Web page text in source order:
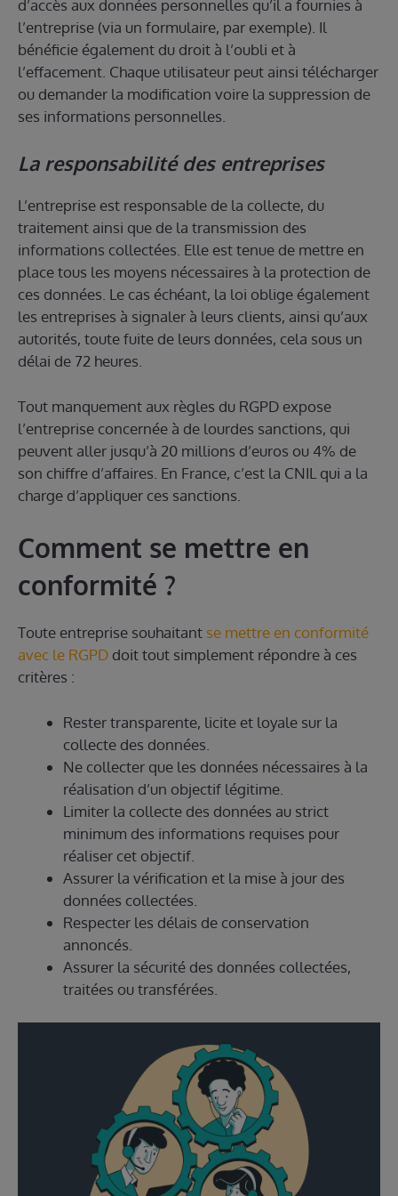
d’accès aux données personnelles qu’il a fournies à
l’entreprise (via un formulaire, par exemple). Il
bénéficie également du droit à l’oubli et à
l’effacement. Chaque utilisateur peut ainsi télécharger
ou demander la modification voire la suppression de
ses informations personnelles.
La responsabilité des entreprises
L’entreprise est responsable de la collecte, du
traitement ainsi que de la transmission des
informations collectées. Elle est tenue de mettre en
place tous les moyens nécessaires à la protection de
ces données. Le cas échéant, la loi oblige également
les entreprises à signaler à leurs clients, ainsi qu’aux
autorités, toute fuite de leurs données, cela sous un
délai de 72 heures.
Tout manquement aux règles du RGPD expose
l’entreprise concernée à de lourdes sanctions, qui
peuvent aller jusqu’à 20 millions d’euros ou 4% de
son chiffre d’affaires. En France, c’est la CNIL qui a la
charge d’appliquer ces sanctions.
Comment se mettre en
conformité ?
Toute entreprise souhaitant se mettre en conformité
avec le RGPD doit tout simplement répondre à ces
critères :
Rester transparente, licite et loyale sur la
collecte des données.
Ne collecter que les données nécessaires à la
réalisation d’un objectif légitime.
Limiter la collecte des données au strict
minimum des informations requises pour
réaliser cet objectif.
Assurer la vérification et la mise à jour des
données collectées.
Respecter les délais de conservation
annoncés.
Assurer la sécurité des données collectées,
traitées ou transférées.